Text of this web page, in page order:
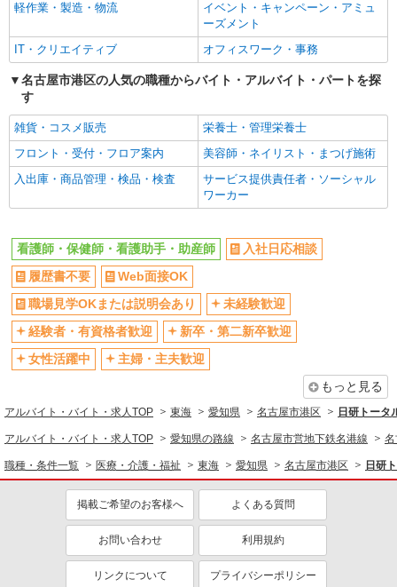
軽作業・製造・物流
イベント・キャンペーン・アミュ
ーズメント
IT・クリエイティブ
オフィスワーク・事務
名古屋市港区の人気の職種からバイト・アルバイト・パートを探
す
雑貨・コスメ販売
栄養士・管理栄養士
フロント・受付・フロア案内
美容師・ネイリスト・まつげ施術
入出庫・商品管理・検品・検査
サービス提供責任者・ソーシャル
ワーカー
看護師・保健師・看護助手・助産師
入社日応相談
履歴書不要
Web面接OK
職場見学OKまたは説明会あり
未経験歓迎
経験者・有資格者歓迎
新卒・第二新卒歓迎
女性活躍中
主婦・主夫歓迎
もっと見る
アルバイト・バイト・求人TOP 東海 愛知県 名古屋市港区 日研トータ
アルバイト・バイト・求人TOP 愛知県の路線 名古屋市営地下鉄名港線
職種・条件一覧 医療・介護・福祉 東海 愛知県 名古屋市港区 日研
掲載ご希望のお客様へ よくある質問
お問い合わせ 利用規約
リンクについて プライバシーポリシー